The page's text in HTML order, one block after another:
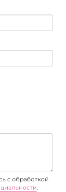
c обработкой
.